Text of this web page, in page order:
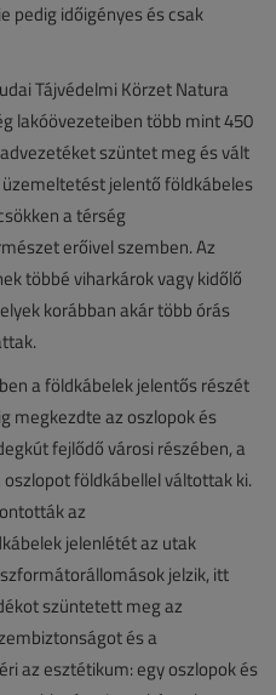
pedig időigényes és csak
Tájvédelmi Körzet Natura
lakóövezeteiben több mint 450
szüntet meg és vált
jelentő földkábeles
a térség
erőivel szemben. Az
többé viharkárok vagy kidőlő
korábban akár több órás
a földkábelek jelentős részét
megkezdte az oszlopok és
fejlődő városi részében, a
földkábellel váltottak ki.
az
jelenlétét az utak
jelzik, itt
szüntetett meg az
és a
az esztétikum: egy oszlopok és